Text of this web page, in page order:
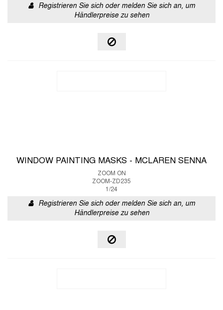
Registrieren Sie sich oder melden Sie sich an, um
Händlerpreise zu sehen
WINDOW PAINTING MASKS - MCLAREN SENNA
ZOOM ON
ZOOM-ZD235
1/24
Registrieren Sie sich oder melden Sie sich an, um
Händlerpreise zu sehen